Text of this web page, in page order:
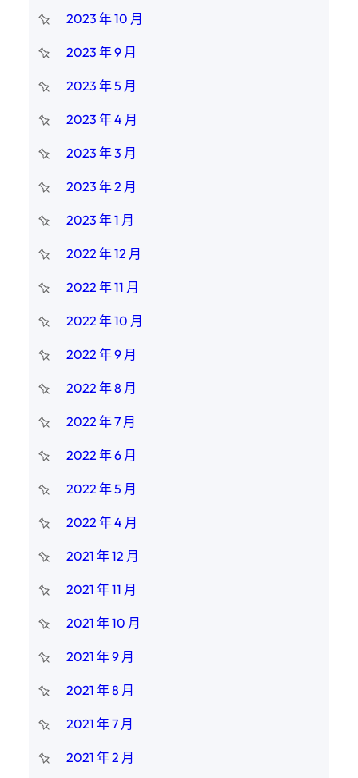
2023 年 10 月
2023 年 9 月
2023 年 5 月
2023 年 4 月
2023 年 3 月
2023 年 2 月
2023 年 1 月
2022 年 12 月
2022 年 11 月
2022 年 10 月
2022 年 9 月
2022 年 8 月
2022 年 7 月
2022 年 6 月
2022 年 5 月
2022 年 4 月
2021 年 12 月
2021 年 11 月
2021 年 10 月
2021 年 9 月
2021 年 8 月
2021 年 7 月
2021 年 2 月